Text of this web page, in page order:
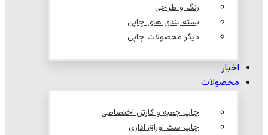
رنگ و طراحی
بسته بندی های چاپی
دیگر محصولات چاپی
اخبار
محصولات
چاپ جعبه و کارتن اختصاصی
چاپ ست اوراق اداری